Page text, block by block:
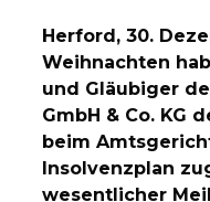
Herford, 30.
Weihnachten
und Gläubiger
GmbH & Co. KG
beim
Insolvenzplan
wesentlicher